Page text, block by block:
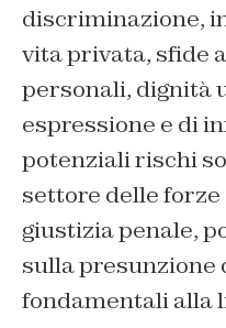
discriminazione,
vita privata, sfide
personali, dignità
espressione e di
potenziali rischi
settore delle forze
giustizia penale,
sulla
fondamentali alla